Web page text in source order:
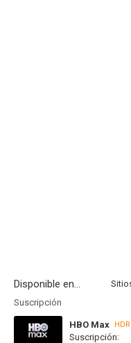
Disponible en...
Suscripción
HBO Max HDR
Suscripción: